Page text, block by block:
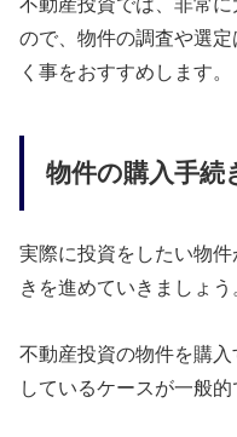
ので、物件の調査や選
く事をおすすめします。
物件の購入手続
実際に投資をしたい物
きを進めていきましょう
不動産投資の物件を購
しているケースが一般的